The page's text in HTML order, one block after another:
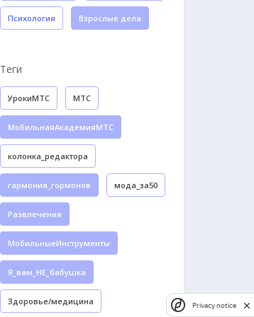
Психология Взрослые дела
Теги
УрокиМТС МТС
МобильнаяАкадемияМТС
колонка_редактора
гармония_гормонов мода_за50
Развлечения
МобильныеИнструменты
Я_вам_НЕ_бабушка
Здоровье/медицина Privacy notice